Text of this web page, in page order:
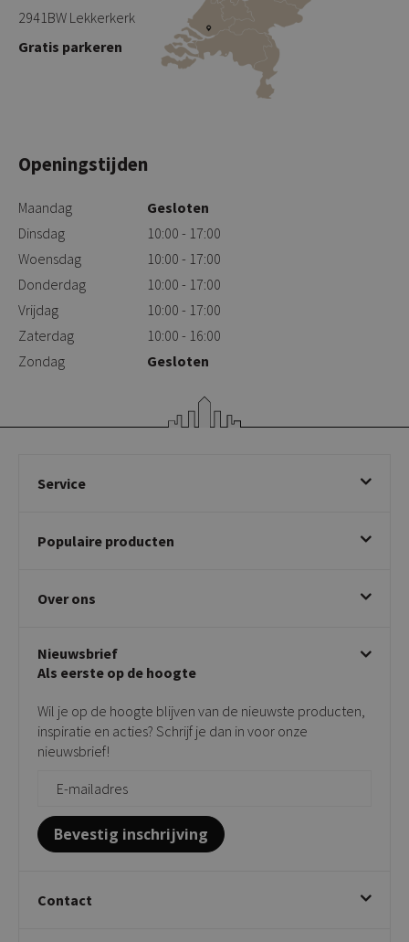
2941BW Lekkerkerk
Gratis parkeren
Openingstijden
Maandag
Gesloten
Dinsdag
10:00 - 17:00
Woensdag
10:00 - 17:00
Donderdag
10:00 - 17:00
Vrijdag
10:00 - 17:00
Zaterdag
10:00 - 16:00
Zondag
Gesloten
Service
Betalen & annuleren
Klachtafhandeling
Privacy policy
Populaire producten
Draaibare eetkamerstoelen
Taupe stoelen
Tuinstoelen
Bijzettafels
Over ons
Showroom
Contact
Onderhoudsproducten
Vloerbescherming
Giftcards
Nieuwsbrief
Als eerste op de hoogte
Wil je op de hoogte blijven van de nieuwste producten,
inspiratie en acties? Schrijf je dan in voor onze
nieuwsbrief!
Bevestig inschrijving
Contact